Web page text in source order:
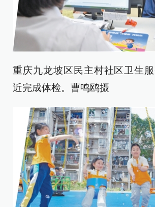
重庆九龙坡区民主村社区卫生
近完成体检。曹鸣鸥摄